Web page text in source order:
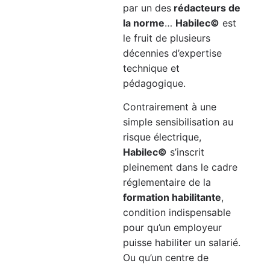
par un des rédacteurs de
la norme… Habilec© est
le fruit de plusieurs
décennies d’expertise
technique et
pédagogique.
Contrairement à une
simple sensibilisation au
risque électrique,
Habilec© s’inscrit
pleinement dans le cadre
réglementaire de la
formation habilitante,
condition indispensable
pour qu’un employeur
puisse habiliter un salarié.
Ou qu’un centre de